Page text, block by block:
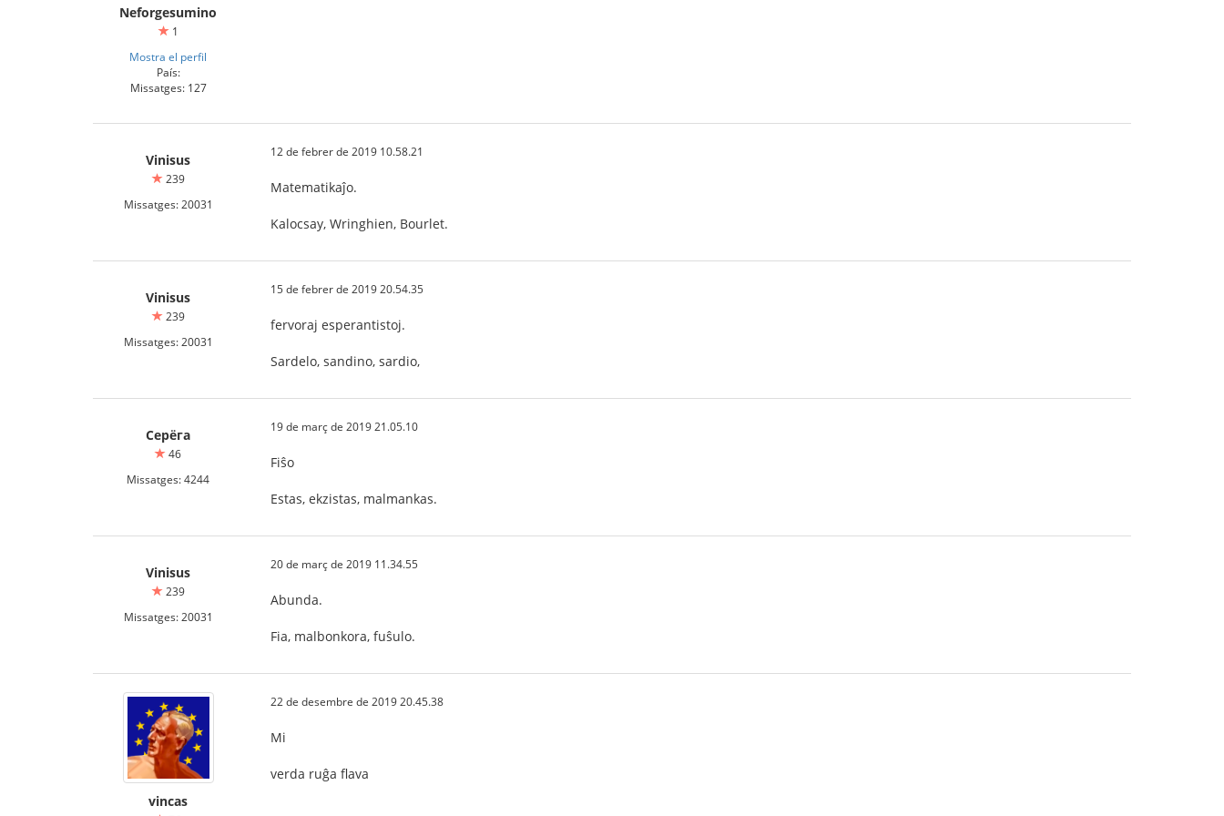
Neforgesumino
1
Mostra el perfil
País:
Missatges: 127
Vinisus
239
Missatges: 20031
12 de febrer de 2019 10.58.21
Matematikaĵo.
Kalocsay, Wringhien, Bourlet.
Vinisus
239
Missatges: 20031
15 de febrer de 2019 20.54.35
fervoraj esperantistoj.
Sardelo, sandino, sardio,
Серёга
46
Missatges: 4244
19 de març de 2019 21.05.10
Fiŝo
Estas, ekzistas, malmankas.
Vinisus
239
Missatges: 20031
20 de març de 2019 11.34.55
Abunda.
Fia, malbonkora, fuŝulo.
vincas
22 de desembre de 2019 20.45.38
Mi
verda ruĝa flava